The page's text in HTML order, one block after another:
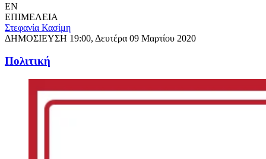
EN
ΕΠΙΜΕΛΕΙΑ
Στεφανία Κασίμη
ΔΗΜΟΣΙΕΥΣΗ 19:00, Δευτέρα 09 Μαρτίου 2020
Πολιτική